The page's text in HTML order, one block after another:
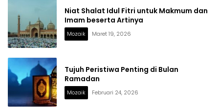
Niat Shalat Idul Fitri untuk Makmum dan
Imam beserta Artinya
Mozaik Maret 19, 2026
Tujuh Peristiwa Penting di Bulan
Ramadan
Mozaik Februari 24, 2026